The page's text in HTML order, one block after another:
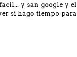
y san google y el
si hago tiempo para